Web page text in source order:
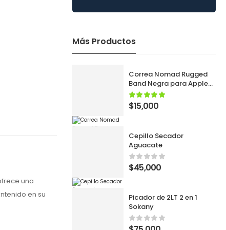
Más Productos
Correa Nomad Rugged
Band Negra para Apple
Watch 42/44/45/46/49
mm y SE
$15,000
Cepillo Secador
Aguacate
$45,000
Picador de 2LT 2 en 1
Sokany
una
en su